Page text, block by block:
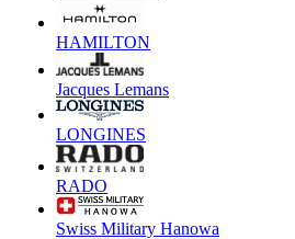
HAMILTON
Jacques Lemans
LONGINES
RADO
Swiss Military Hanowa